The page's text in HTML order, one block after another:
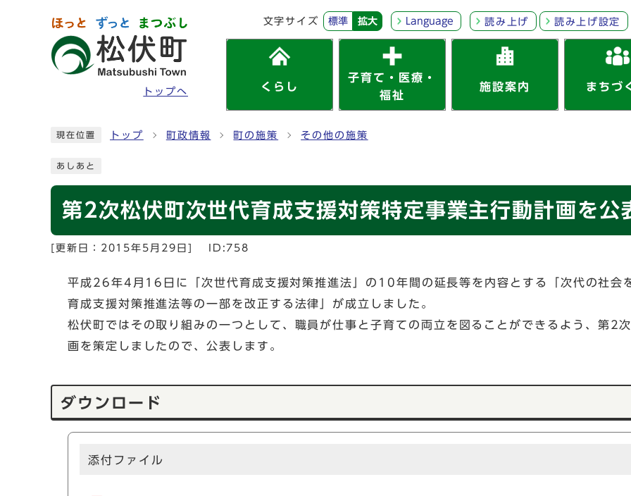
トップへ
文字サイズ 標準 拡大 Language 読み上げ 読み上げ設定
くらし
子育て・医療・
福祉
施設案内 まちづ
現在位置 トップ 町政情報 町の施策 その他の施策
あしあと
第2次松伏町次世代育成支援対策特定事業主行動計画を公
[更新日： 2015年5月29日 ID:758
平成26年4月16日に「次世代育成支援対策推進法」の10年間の延長等を内容とする「次代の社会
育成支援対策推進法等の一部を改正する法律」が成立しました。
松伏町ではその取り組みの一つとして、職員が仕事と子育ての両立を図ることができるよう、第2
画を策定しましたので、公表します。
ダウンロード
添付ファイル